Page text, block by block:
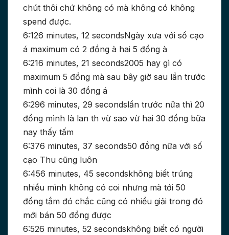
chút thôi chứ không có mà không có không
spend được.
6:126 minutes, 12 secondsNgày xưa với số cạo
á maximum có 2 đồng à hai 5 đồng à
6:216 minutes, 21 seconds2005 hay gì có
maximum 5 đồng mà sau bây giờ sau lần trước
mình coi là 30 đồng á
6:296 minutes, 29 secondslần trước nữa thì 20
đồng mình là lan th vừ sao vừ hai 30 đồng bữa
nay thấy tấm
6:376 minutes, 37 seconds50 đồng nữa với số
cạo Thu cũng luôn
6:456 minutes, 45 secondskhông biết trúng
nhiều mình không có coi nhưng mà tới 50
đồng tắm đó chắc cũng có nhiều giải trong đó
mới bán 50 đồng được
6:526 minutes, 52 secondskhông biết có người